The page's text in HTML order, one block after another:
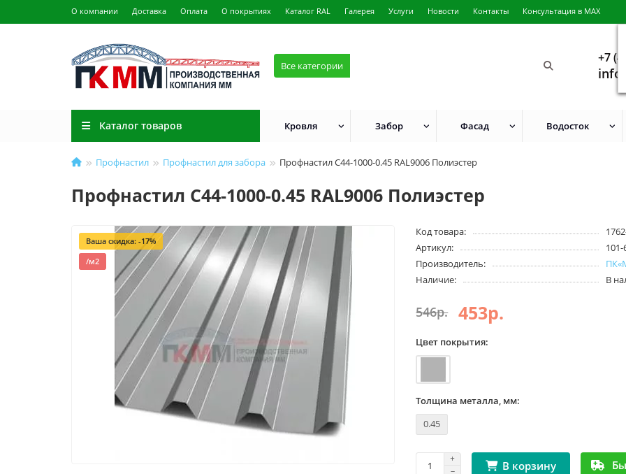
О компании Доставка Оплата О покрытиях Каталог RAL Галерея Услуги Новости Контакты Консультация в MAX
Все категории
+7
Каталог товаров Кровля Забор Фасад Водосток
Профнастил Профнастил для забора Профнастил С44-1000-0.45 RAL9006 Полиэстер
Профнастил С44-1000-0.45 RAL9006 Полиэстер
Ваша скидка: -17%
/м2
Код товара:
Артикул:
Производитель:
Наличие:
В
546р. 453р.
Цвет покрытия:
Толщина металла, мм:
0.45
В корзину